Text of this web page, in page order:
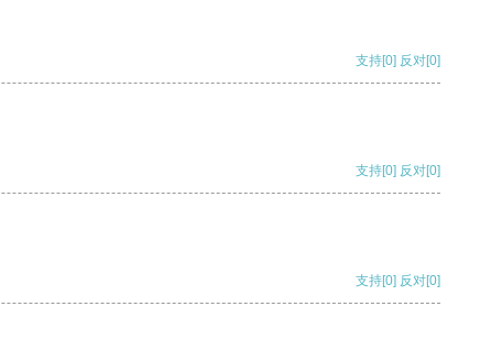
支持[0] 反对[0]
支持[0] 反对[0]
支持[0] 反对[0]